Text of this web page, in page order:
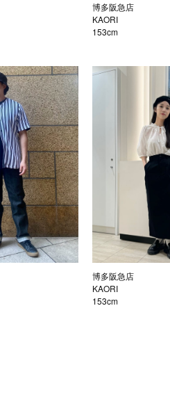
博多阪急店
KAORI
153cm
博多阪急店
KAORI
153cm